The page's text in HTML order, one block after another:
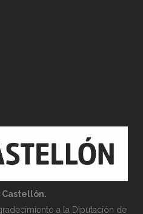
Castellón.
a la Diputación de